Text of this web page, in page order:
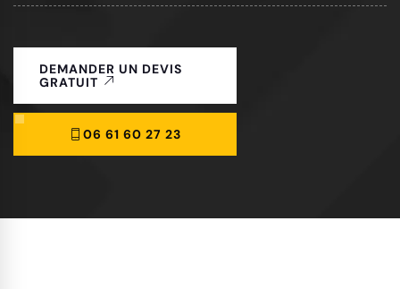
DEMANDER UN DEVIS
GRATUIT
06 61 60 27 23